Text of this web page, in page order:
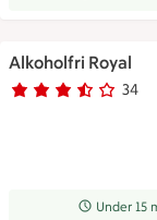
Alkoholfri Royal
Betyg 3.2 av 5. 34
34 personer har
Receptet tar
Under 15